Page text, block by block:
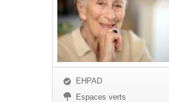
EHPAD
Espaces verts